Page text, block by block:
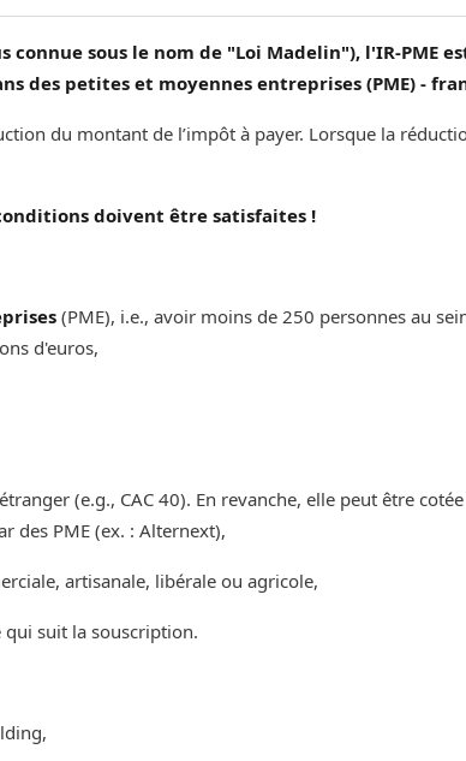
connue sous le nom de "Loi Madelin"), l'IR-
des petites et moyennes entreprises (PME) -
du montant de l’impôt à payer. Lorsque la
doivent être satisfaites !
(PME), i.e., avoir moins de 250 personnes au
d'euros,
(e.g., CAC 40). En revanche, elle peut être
des PME (ex. : Alternext),‌‌
artisanale, libérale ou agricole,‌‌
qui suit la souscription.